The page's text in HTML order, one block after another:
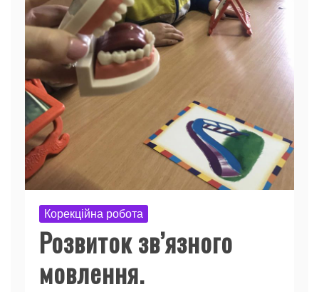
Корекційна робота
Розвиток зв’язного
мовлення.